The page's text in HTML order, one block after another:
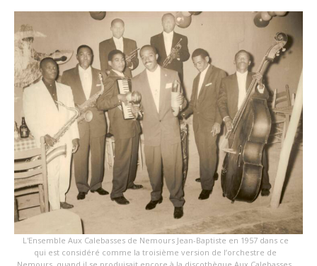
L'Ensemble Aux Calebasses de Nemours Jean-Baptiste en 1957 dans ce
qui est considéré comme la troisième version de l’orchestre de